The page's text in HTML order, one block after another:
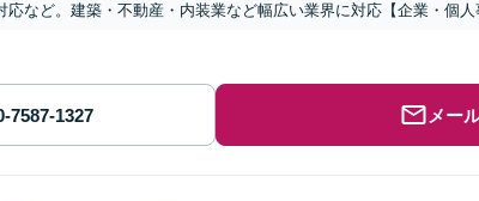
応など。建築・不動産・内装業など幅広い業界に対応【企業・個人
メー